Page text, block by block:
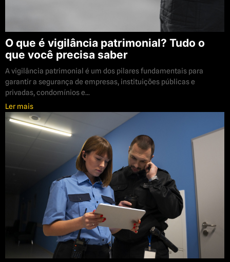
O que é vigilância patrimonial? Tudo o
que você precisa saber
A vigilância patrimonial é um dos pilares fundamentais para
garantir a segurança de empresas, instituições públicas e
privadas, condomínios e...
Ler mais